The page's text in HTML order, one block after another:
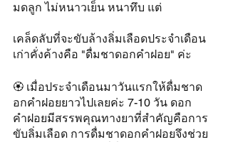
มดลูก ไม่หนาวเย็น หนาทึบ แต่
เคล็ดลับที่จะขับล้างลิ่มเลือดประจำเดือน
เก่าคั่งค้างคือ "ดื่มชาดอกคำฝอย" ค่ะ
🏵 เมื่อประจำเดือนมาวันแรกให้ดื่มชาด
อกคำฝอยยาวไปเลยค่ะ 7-10 วัน ดอก
คำฝอยมีสรรพคุณทางยาที่สำคัญคือการ
ขับลิ่มเลือด การดื่มชาดอกคำฝอยจึงช่วย